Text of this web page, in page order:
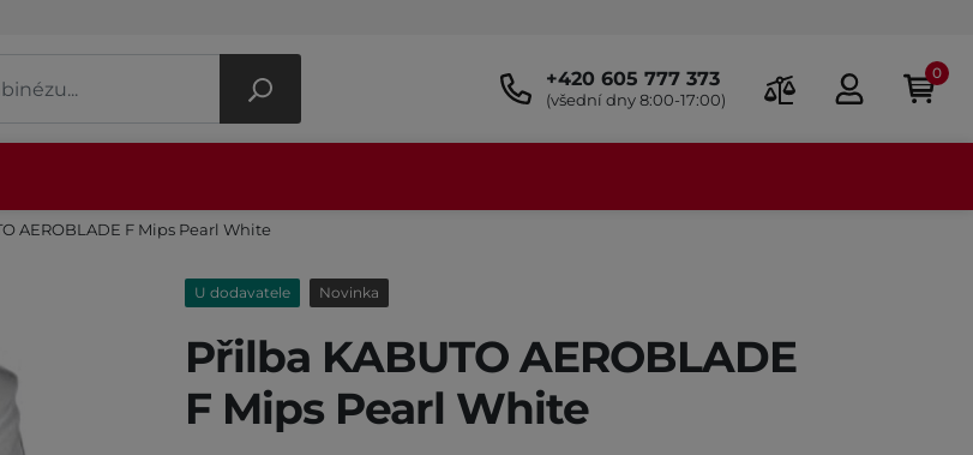
+420 605 777 373
(všední dny 8:00-17:00)
0
AEROBLADE F Mips Pearl White
U dodavatele Novinka
Přilba KABUTO AEROBLADE
F Mips Pearl White